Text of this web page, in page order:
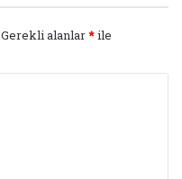
Gerekli alanlar*ile